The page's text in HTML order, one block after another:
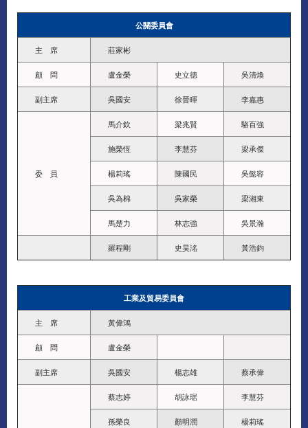
公關委員會
主 席 莊家彬
顧 問 盧金榮 史立德 吳清煥
副主席 吳國安 徐晉暉 李嘉惠
委 員
馬介欽 梁兆賢 駱百強
施榮恆 李慧芬 梁承傑
楊莉瑤 陳國民 吳懿容
吳為棉 吳家榮 梁湘東
馬楚力 林志強 吳景瀚
羅程剛 史昊洺 黃浩鈞
工業及貿易委員會
主 席 黃偉鴻
顧 問 盧金榮
副主席 吳國安 楊志雄 蔡承偉
蔡志婷 胡詠琚 李慧芬
孫榮良 顏明潤 楊莉瑤